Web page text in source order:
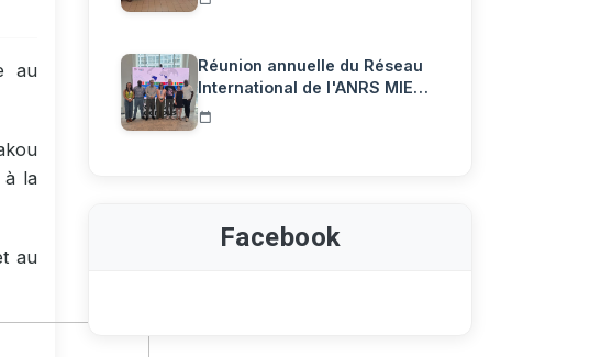
au
à la
au
Réunion annuelle du Réseau
International de l'ANRS MIE…
Facebook